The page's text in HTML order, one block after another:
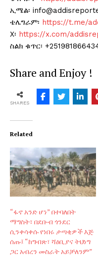
ኢሜል፡
ቴሌግራም፡ https://t.me/
X፡ https://x.com/
ስልክ ቁጥር፡
Share and Enjoy !
SHARES
Related
“ፋኖ አንድ ሆነ” በተባለበት
ማግስት፣ በደቡብ ጎንደር
ሲንቀሳቀሱ የነበሩ ታጣቂዎች እጅ
ሰጡ፤ “ከግብጽ፣ ሻዕቢያና ትህነግ
ጋር አብረን መስራት አይቻለንም”